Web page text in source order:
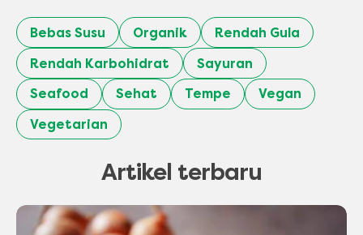
Bebas Susu Organik
Rendah Gula
Rendah Karbohidrat
Sayuran
Seafood
Sehat Tempe
Vegan
Vegetarian
Artikel terbaru